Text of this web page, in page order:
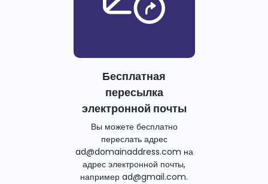
Бесплатная
пересылка
электронной почты
Вы можете бесплатно
переслать адрес
ad@domainaddress.com на
адрес электронной почты,
например ad@gmail.com.